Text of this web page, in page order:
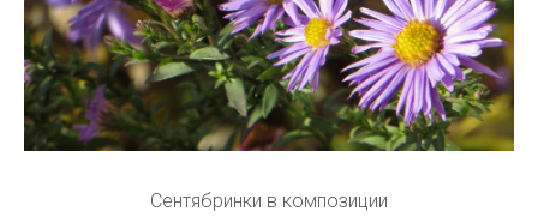
Сентябринки в композиции